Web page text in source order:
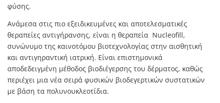
φύσης.
Ανάμεσα στις πιο εξειδικευμένες και αποτελεσματικές
θεραπείες αντιγήρανσης, είναι η θεραπεία Nucleofill,
συνώνυμο της καινοτόμου βιοτεχνολογίας στην αισθητική
και αντιγηραντική ιατρική. Είναι επιστημονικά
αποδεδειγμένη μέθοδος βιοδιέγερσης του δέρματος, καθώς
περιέχει μια νέα σειρά φυσικών βιοδεγερτικών συστατικών
με βάση τα πολυνουκλεοτίδια.